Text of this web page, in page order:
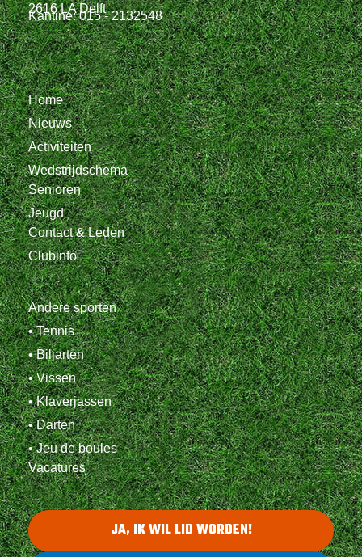
2616 LA Delft
Kantine: 015 - 2132548
Home
Nieuws
Activiteiten
Wedstrijdschema
Senioren
Jeugd
Contact & Leden
Clubinfo
Andere sporten
• Tennis
• Biljarten
• Vissen
• Klaverjassen
• Darten
• Jeu de boules
Vacatures
JA, IK WIL LID WORDEN!